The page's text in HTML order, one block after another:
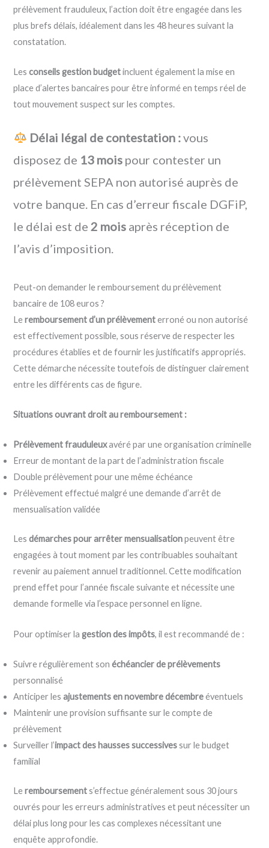
prélèvement frauduleux, l’action doit être engagée dans les
plus brefs délais, idéalement dans les 48 heures suivant la
constatation.
Lesconseils gestion budgetincluent également la mise en
place d’alertes bancaires pour être informé en temps réel de
tout mouvement suspect sur les comptes.
Délai légal de contestation :vous
disposez de 13 mois pour contester un
prélèvement SEPA non autorisé auprès de
votre banque. En cas d’erreur fiscale DGFiP,
le délai est de 2 mois après réception de
l’avis d’imposition.
Peut-on demander le remboursement du prélèvement
bancaire de 108 euros ?
Leremboursement d’un prélèvementerroné ou non autorisé
est effectivement possible, sous réserve de respecter les
procédures établies et de fournir les justificatifs appropriés.
Cette démarche nécessite toutefois de distinguer clairement
entre les différents cas de figure.
Situations ouvrant droit au remboursement :
Prélèvement frauduleuxavéré par une organisation criminelle
Erreur de montant de la part de l’administration fiscale
Double prélèvement pour une même échéance
Prélèvement effectué malgré une demande d’arrêt de
mensualisation validée
Lesdémarches pour arrêter mensualisationpeuvent être
engagées à tout moment par les contribuables souhaitant
revenir au paiement annuel traditionnel. Cette modification
prend effet pour l’année fiscale suivante et nécessite une
demande formelle via l’espace personnel en ligne.
Pour optimiser lagestion des impôts, il est recommandé de :
Suivre régulièrement sonéchéancier de prélèvements
personnalisé
Anticiper lesajustements en novembre décembreéventuels
Maintenir une provision suffisante sur le compte de
prélèvement
Surveiller l’impact des hausses successivessur le budget
familial
Leremboursements’effectue généralement sous 30 jours
ouvrés pour les erreurs administratives et peut nécessiter un
délai plus long pour les cas complexes nécessitant une
enquête approfondie.